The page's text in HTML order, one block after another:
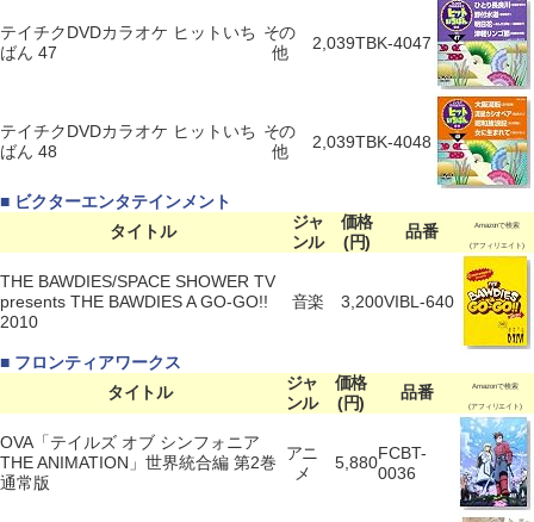
テイチクDVDカラオケ ヒットいち
ばん 47
その
他
2,039TBK-4047
テイチクDVDカラオケ ヒットいち
ばん 48
その
他
2,039TBK-4048
■ ビクターエンタテインメント
タイトル
ジャ
ンル
価格
(円)
品番 Amazonで検索
(アフィリエイト)
THE BAWDIES/SPACE SHOWER TV
presents THE BAWDIES A GO-GO!!
2010
音楽 3,200VIBL-640
■ フロンティアワークス
タイトル
ジャ
ンル
価格
(円)
品番 Amazonで検索
(アフィリエイト)
OVA「テイルズ オブ シンフォニア
THE ANIMATION」世界統合編 第2巻
通常版
アニ
メ
5,880FCBT-
0036